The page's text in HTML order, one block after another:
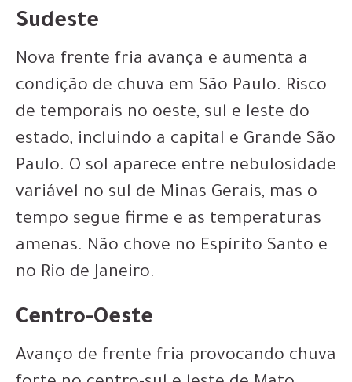
Sudeste
Nova frente fria avança e aumenta a
condição de chuva em São Paulo. Risco
de temporais no oeste, sul e leste do
estado, incluindo a capital e Grande São
Paulo. O sol aparece entre nebulosidade
variável no sul de Minas Gerais, mas o
tempo segue firme e as temperaturas
amenas. Não chove no Espírito Santo e
no Rio de Janeiro.
Centro-Oeste
Avanço de frente fria provocando chuva